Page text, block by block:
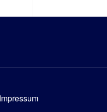
Impressum